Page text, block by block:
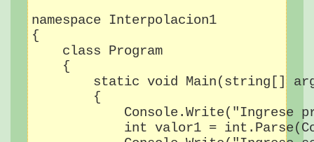
namespace Interpolacion1
{
    class Program
    {
static void Main(string[]
        {
Console.Write("Ingrese
int valor1 =